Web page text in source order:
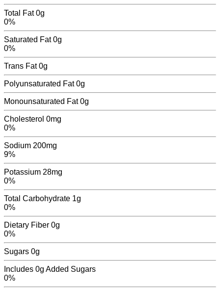
Total Fat 0g
0%
Saturated Fat0g
0%
Trans Fat 0g
Polyunsaturated Fat 0g
Monounsaturated Fat 0g
Cholesterol 0mg
0%
Sodium 200mg
9%
Potassium 28mg
0%
Total Carbohydrate 1g
0%
Dietary Fiber 0g
0%
Sugars 0g
Includes 0g Added Sugars
0%